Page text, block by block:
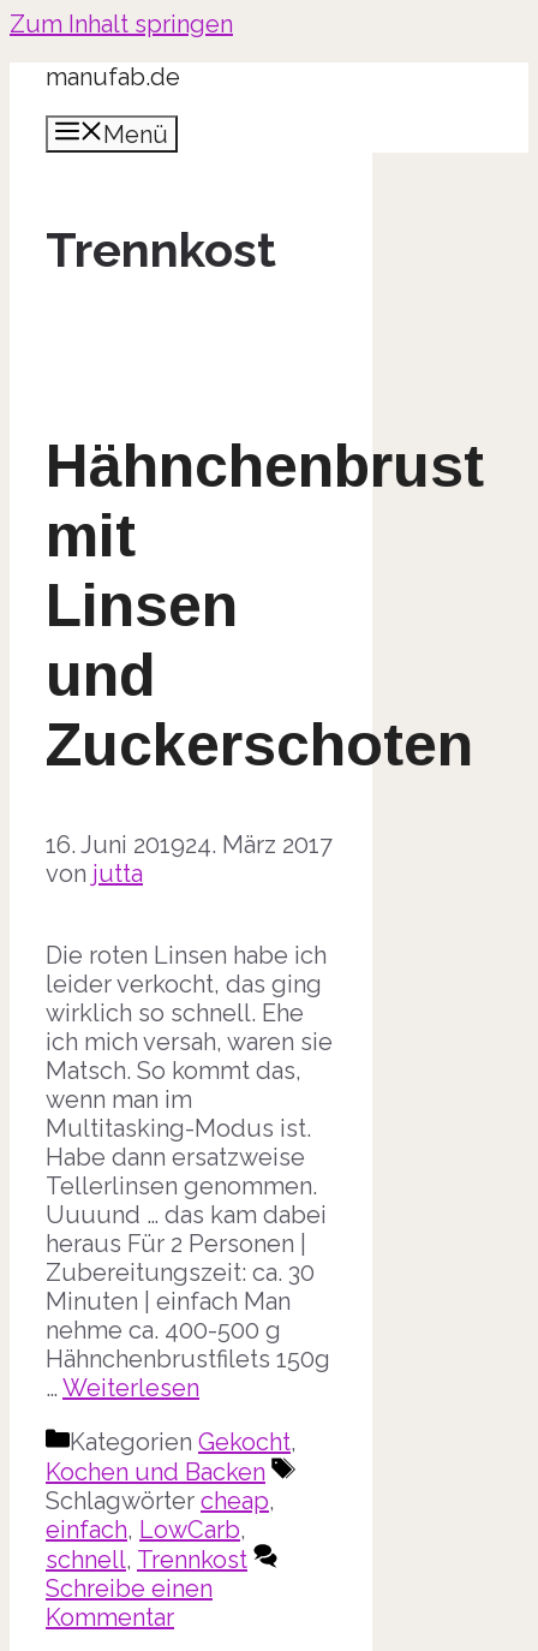
Zum Inhalt springen
manufab.de
Menü
Trennkost
Hähnchenbrust
mit
Linsen
und
Zuckerschoten
16. Juni 201924. März 2017
von jutta
Die roten Linsen habe ich
leider verkocht, das ging
wirklich so schnell. Ehe
ich mich versah, waren sie
Matsch. So kommt das,
wenn man im
Multitasking-Modus ist.
Habe dann ersatzweise
Tellerlinsen genommen.
Uuuund … das kam dabei
heraus Für 2 Personen |
Zubereitungszeit: ca. 30
Minuten | einfach Man
nehme ca. 400-500 g
Hähnchenbrustfilets 150g
… Weiterlesen
Kategorien Gekocht,
Kochen und Backen
Schlagwörter cheap,
einfach, LowCarb,
schnell, Trennkost
Schreibe einen
Kommentar